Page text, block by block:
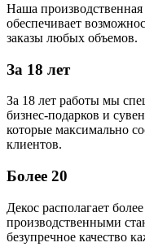
Наша
обеспечивает
заказы любых объемов.
За 18 лет
За 18 лет работы мы
бизнес-подарков и
которые максимально
клиентов.
Более 20
Декос располагает
производственными
безупречное качество